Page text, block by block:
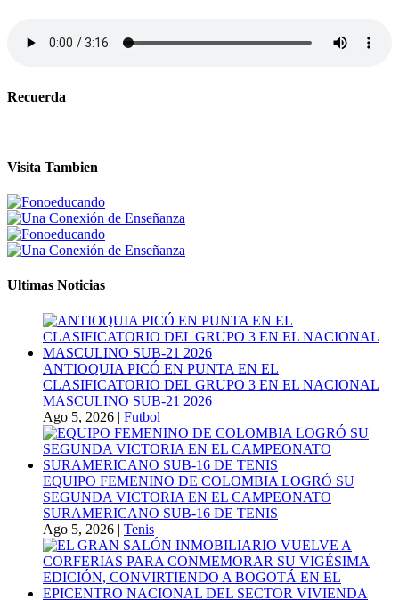
Recuerda
Visita Tambien
Ultimas Noticias
ANTIOQUIA PICÓ EN PUNTA EN EL
CLASIFICATORIO DEL GRUPO 3 EN EL NACIONAL
MASCULINO SUB-21 2026
Ago 5, 2026 | Futbol
EQUIPO FEMENINO DE COLOMBIA LOGRÓ SU
SEGUNDA VICTORIA EN EL CAMPEONATO
SURAMERICANO SUB-16 DE TENIS
Ago 5, 2026 | Tenis